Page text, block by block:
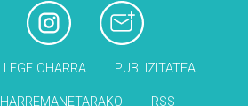
LEGE OHARRA PUBLIZITATEA
HARREMANETARAKO RSS